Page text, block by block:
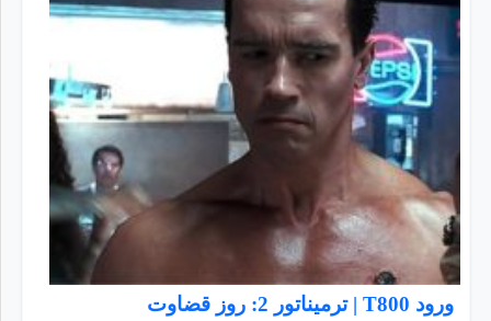
ورود T800 | ترمیناتور 2: روز قضاوت